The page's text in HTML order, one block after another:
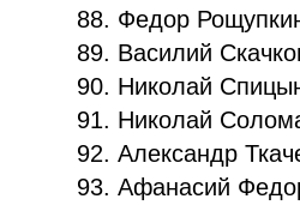
88. Федор
89. Василий
90. Николай
91. Николай
92. Александр
93. Афанасий